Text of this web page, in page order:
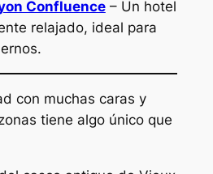
Confluence– Un hotel
relajado, ideal para
con muchas caras y
tiene algo único que